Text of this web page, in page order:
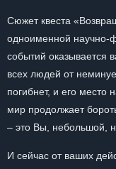
Сюжет квеста
одноименной научно-
событий оказывается
всех людей от
погибнет, и его
мир продолжает
– это Вы, небольшой,
И сейчас от ваших